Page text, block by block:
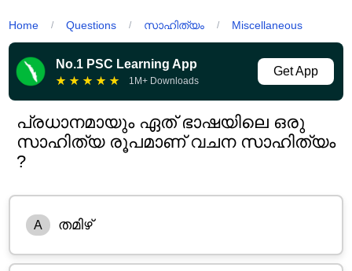
Home / Questions / സാഹിത്യം / Miscellaneous
No.1 PSC Learning App
★ ★ ★ ★ ★ 1M+ Downloads
Get App
പ്രധാനമായും ഏത് ഭാഷയിലെ ഒരു
സാഹിത്യ രൂപമാണ് വചന സാഹിത്യം
?
A തമിഴ്